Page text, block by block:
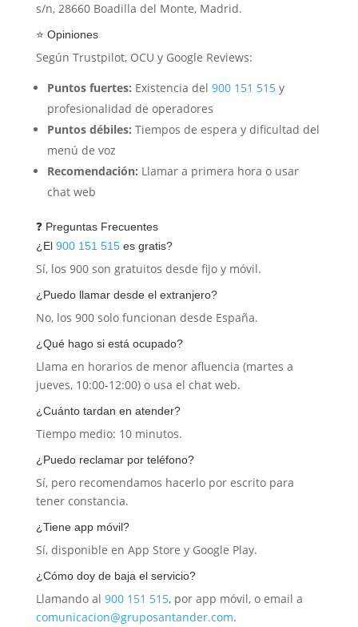
s/n, 28660 Boadilla del Monte, Madrid.
⭐ Opiniones
Según Trustpilot, OCU y Google Reviews:
Puntos fuertes: Existencia del 900 151 515y
profesionalidad de operadores
Puntos débiles: Tiempos de espera y dificultad del
menú de voz
Recomendación: Llamar a primera hora o usar
chat web
❓ Preguntas Frecuentes
¿El 900 151 515es gratis?
Sí, los 900 son gratuitos desde fijo y móvil.
¿Puedo llamar desde el extranjero?
No, los 900 solo funcionan desde España.
¿Qué hago si está ocupado?
Llama en horarios de menor afluencia (martes a
jueves, 10:00-12:00) o usa el chat web.
¿Cuánto tardan en atender?
Tiempo medio: 10 minutos.
¿Puedo reclamar por teléfono?
Sí, pero recomendamos hacerlo por escrito para
tener constancia.
¿Tiene app móvil?
Sí, disponible en App Store y Google Play.
¿Cómo doy de baja el servicio?
Llamando al 900 151 515, por app móvil, o email a
comunicacion@gruposantander.com.